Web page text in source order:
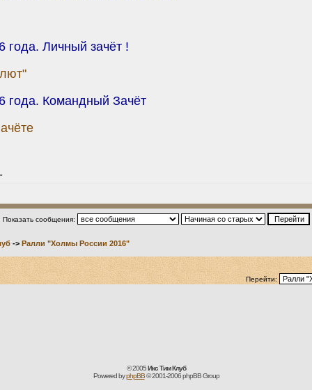
года. Личный зачёт !
года. Командный Зачёт
Показать сообщения:
-> Ралли "Холмы России 2016"
Перейти:
© 2005Икс Тим Клуб
Powered byphpBB© 2001-2006 phpBB Group